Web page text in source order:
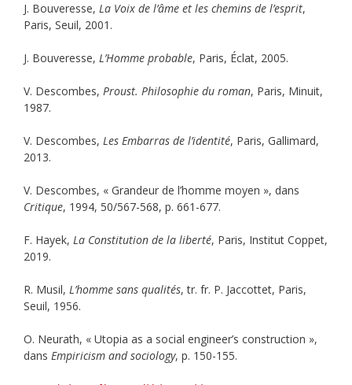
J. Bouveresse, La Voix de l’âme et les chemins de l’esprit,
Paris, Seuil, 2001.
J. Bouveresse, L’Homme probable, Paris, Éclat, 2005.
V. Descombes, Proust. Philosophie du roman, Paris, Minuit,
1987.
V. Descombes, Les Embarras de l’identité, Paris, Gallimard,
2013.
V. Descombes, « Grandeur de l’homme moyen », dans
Critique, 1994, 50/567-568, p. 661-677.
F. Hayek, La Constitution de la liberté, Paris, Institut Coppet,
2019.
R. Musil, L’homme sans qualités, tr. fr. P. Jaccottet, Paris,
Seuil, 1956.
O. Neurath, « Utopia as a social engineer’s construction »,
dans Empiricism and sociology, p. 150-155.